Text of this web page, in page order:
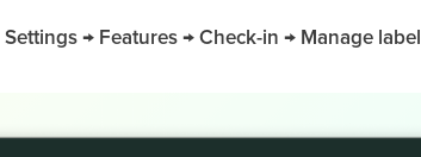
Settings → Features → Check-in → Manage label